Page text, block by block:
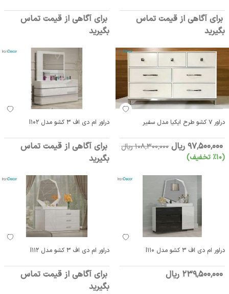
برای آگاهی از قیمت تماس
بگیرید
برای آگاهی از قیمت تماس
بگیرید
دراور 7 کشو طرح ایکیا مدل سفیر
97٬500٬000 ریال
108٬300٬000 ریال
(10٪ تخفیف)
دراور ام دی اف 3 کشو مدل I102
برای آگاهی از قیمت تماس
بگیرید
دراور ام دی اف 3 کشو مدل I110
239٬500٬000 ریال
دراور ام دی اف 3 کشو مدل I112
برای آگاهی از قیمت تماس
بگیرید